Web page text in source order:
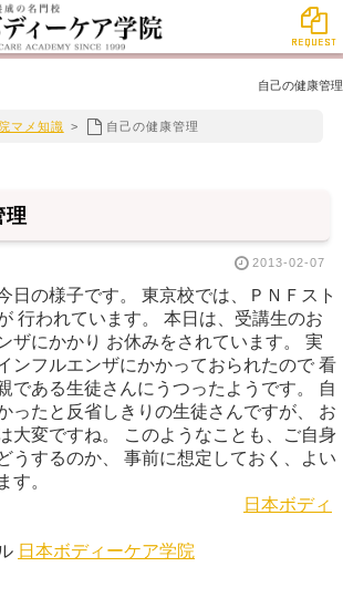
自己の健康管理
マメ知識 > 自己の健康管理
理
2013-02-07
日の様子です。 東京校では、ＰＮＦスト
行われています。 本日は、受講生のお
ザにかかり お休みをされています。 実
ンフルエンザにかかっておられたので 看
である生徒さんにうつったようです。 自
ったと反省しきりの生徒さんですが、 お
大変ですね。 このようなことも、ご自身
うするのか、 事前に想定しておく、よい
す。
日本ボディ
日本ボディーケア学院
REQUEST